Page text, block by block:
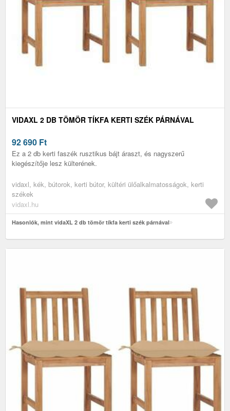
VIDAXL 2 DB TÖMÖR TÍKFA KERTI SZÉK PÁRNÁVAL
92 690 Ft
Ez a 2 db kerti faszék rusztikus bájt áraszt, és nagyszerű
kiegészítője lesz külterének.
vidaxl, kék, bútorok, kerti bútor, kültéri ülőalkalmatosságok, kerti
székek
vidaxl.hu
Hasonlók, mint vidaXL 2 db tömör tíkfa kerti szék párnával